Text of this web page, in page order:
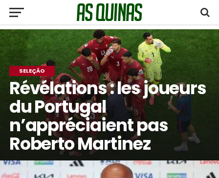
SELEÇÃO
Révélations : les joueurs
du Portugal
n’appréciaient pas
Roberto Martinez